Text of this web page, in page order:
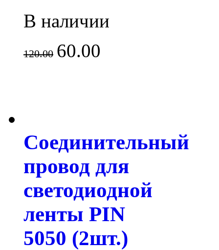
В наличии
120.00 60.00
Соединительный
провод для
светодиодной
ленты PIN
5050 (2шт.)